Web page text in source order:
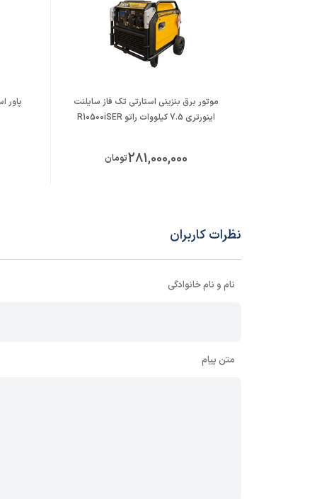
موتور برق بنزینی استارتی تک فاز سایلنت
اینورتری 7.5 کیلووات راتو R10500iSER
281,000,000تومان
نظرات کاربران
نام و نام خانوادگی
متن پیام